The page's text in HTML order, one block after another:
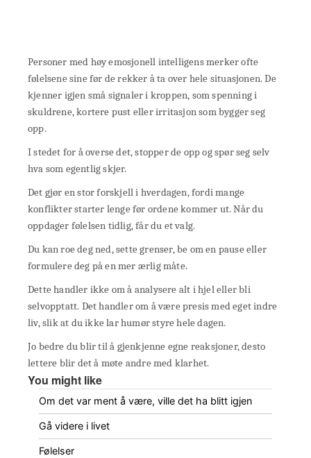
Personer med høy emosjonell intelligens merker ofte
følelsene sine før de rekker å ta over hele situasjonen. De
kjenner igjen små signaler i kroppen, som spenning i
skuldrene, kortere pust eller irritasjon som bygger seg
opp.
I stedet for å overse det, stopper de opp og spør seg selv
hva som egentlig skjer.
Det gjør en stor forskjell i hverdagen, fordi mange
konflikter starter lenge før ordene kommer ut. Når du
oppdager følelsen tidlig, får du et valg.
Du kan roe deg ned, sette grenser, be om en pause eller
formulere deg på en mer ærlig måte.
Dette handler ikke om å analysere alt i hjel eller bli
selvopptatt. Det handler om å være presis med eget indre
liv, slik at du ikke lar humør styre hele dagen.
Jo bedre du blir til å gjenkjenne egne reaksjoner, desto
lettere blir det å møte andre med klarhet.
You might like
Om det var ment å være, ville det ha blitt igjen
Gå videre i livet
Følelser